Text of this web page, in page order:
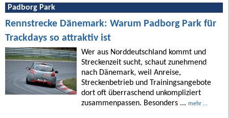
Padborg Park
Rennstrecke Dänemark: Warum Padborg Park für
Trackdays so attraktiv ist
Wer aus Norddeutschland kommt und
Streckenzeit sucht, schaut zunehmend
nach Dänemark, weil Anreise,
Streckenbetrieb und Trainingsangebote
dort oft überraschend unkompliziert
zusammenpassen. Besonders ... mehr ...